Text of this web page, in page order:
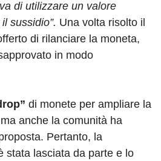
di utilizzare un valore
sussidio”. Una volta risolto il
di rilanciare la moneta,
in modo
di monete per ampliare la
anche la comunità ha
Pertanto, la
stata lasciata da parte e lo